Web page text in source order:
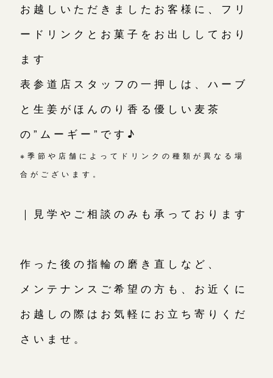
お越しいただきましたお客様に、フリ
ードリンクとお菓子をお出ししており
ます
表参道店スタッフの一押しは、ハーブ
と生姜がほんのり香る優しい麦茶
の”ムーギー”です♪
※季節や店舗によってドリンクの種類が異なる場
合がございます。
｜見学やご相談のみも承っております
作った後の指輪の磨き直しなど、
メンテナンスご希望の方も、お近くに
お越しの際はお気軽にお立ち寄りくだ
さいませ。